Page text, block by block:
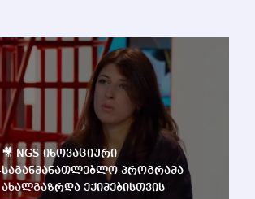
🎥 NGS-ინოვაციური
საგანმანათლებლო პროგრამა
ახალგაზრდა ექიმებისთვის